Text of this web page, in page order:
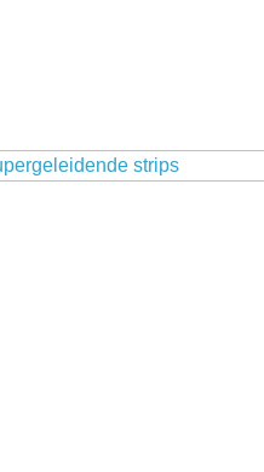
strips